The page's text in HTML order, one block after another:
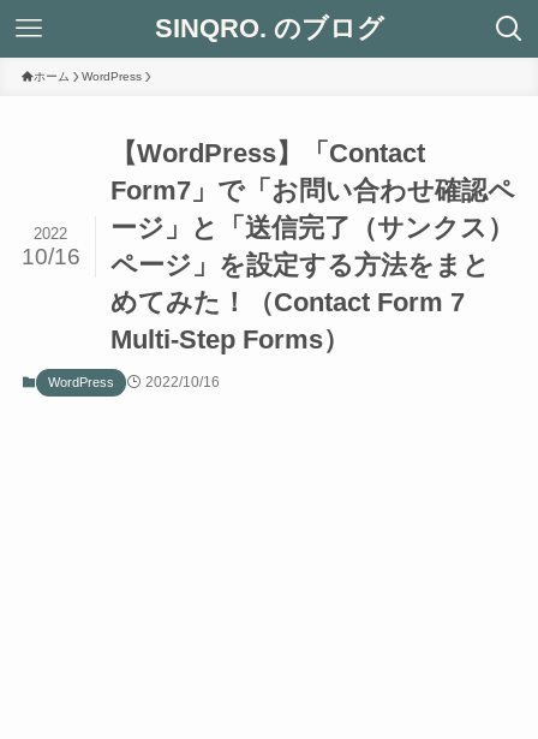
SINQRO. のブログ
ホーム WordPress
【WordPress】「Contact
Form7」で「お問い合わせ確認ペ
ージ」と「送信完了（サンクス）
ページ」を設定する方法をまと
めてみた！（Contact Form 7
Multi-Step Forms）
2022
10/16
WordPress 2022/10/16